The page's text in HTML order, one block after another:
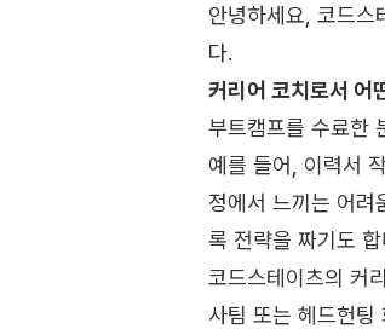
안녕하세요, 코드스
다.
커리어 코치로서 어
부트캠프를 수료한
예를 들어, 이력서
정에서 느끼는 어려
록 전략을 짜기도 합
코드스테이츠의 커
사팀 또는 헤드헌팅